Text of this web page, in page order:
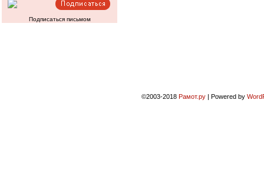
Подписаться письмом
©2003-2018 Рамот.ру | Powered by